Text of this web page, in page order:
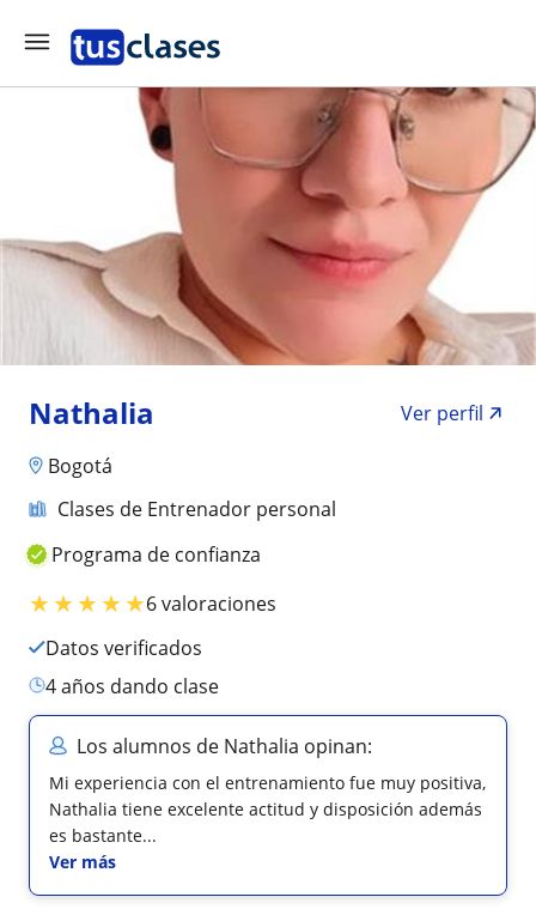
Nathalia
Ver perfil
Bogotá
Clases de Entrenador personal
Programa de confianza
★★★★★6 valoraciones
Datos verificados
4 años dando clase
Los alumnos de Nathalia opinan:
Mi experiencia con el entrenamiento fue muy positiva,
Nathalia tiene excelente actitud y disposición además
es bastante...
Ver más